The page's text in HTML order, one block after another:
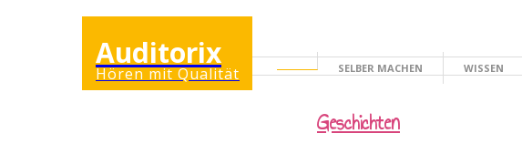
Auditorix
Hören mit Qualität KINDERSEITE
SELBER MACHEN WISSEN
Geschichten